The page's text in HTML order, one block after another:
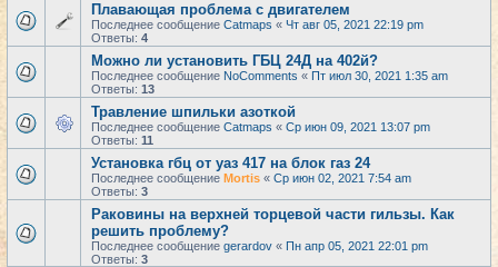
Плавающая проблема с двигателем
Последнее сообщение Catmaps « Чт авг 05, 2021 22:19 pm
Ответы: 4
Можно ли установить ГБЦ 24Д на 402й?
Последнее сообщение NoComments « Пт июл 30, 2021 1:35 am
Ответы: 13
Травление шпильки азоткой
Последнее сообщение Catmaps « Ср июн 09, 2021 13:07 pm
Ответы: 11
Установка гбц от уаз 417 на блок газ 24
Последнее сообщение Mortis « Ср июн 02, 2021 7:54 am
Ответы: 3
Раковины на верхней торцевой части гильзы. Как
решить проблему?
Последнее сообщение gerardov « Пн апр 05, 2021 22:01 pm
Ответы: 3